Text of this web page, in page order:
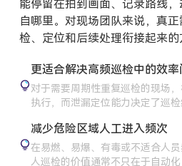
能停留在拍到画面、记录路线
自哪里。对现场团队来说，真
检、定位和后续处理衔接起来的
更适合解决高频巡检中的效率
对于需要周期性重复巡检的现场
执行，而泄漏定位能力决定了巡检
减少危险区域人工进入频次
在易燃、易爆、有毒或不适合人
人巡检的价值通常不只在于自动